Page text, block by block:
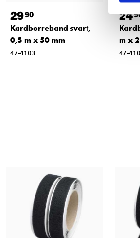
2990
Kardborreband svart,
0,5 m x 50 mm
47-4103
24
m x
47-